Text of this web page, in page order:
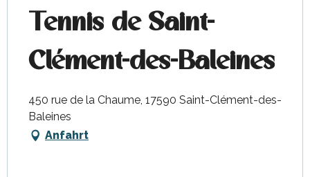
Tennis de Saint-
Clément-des-Baleines
450 rue de la Chaume, 17590 Saint-Clément-des-
Baleines
Anfahrt